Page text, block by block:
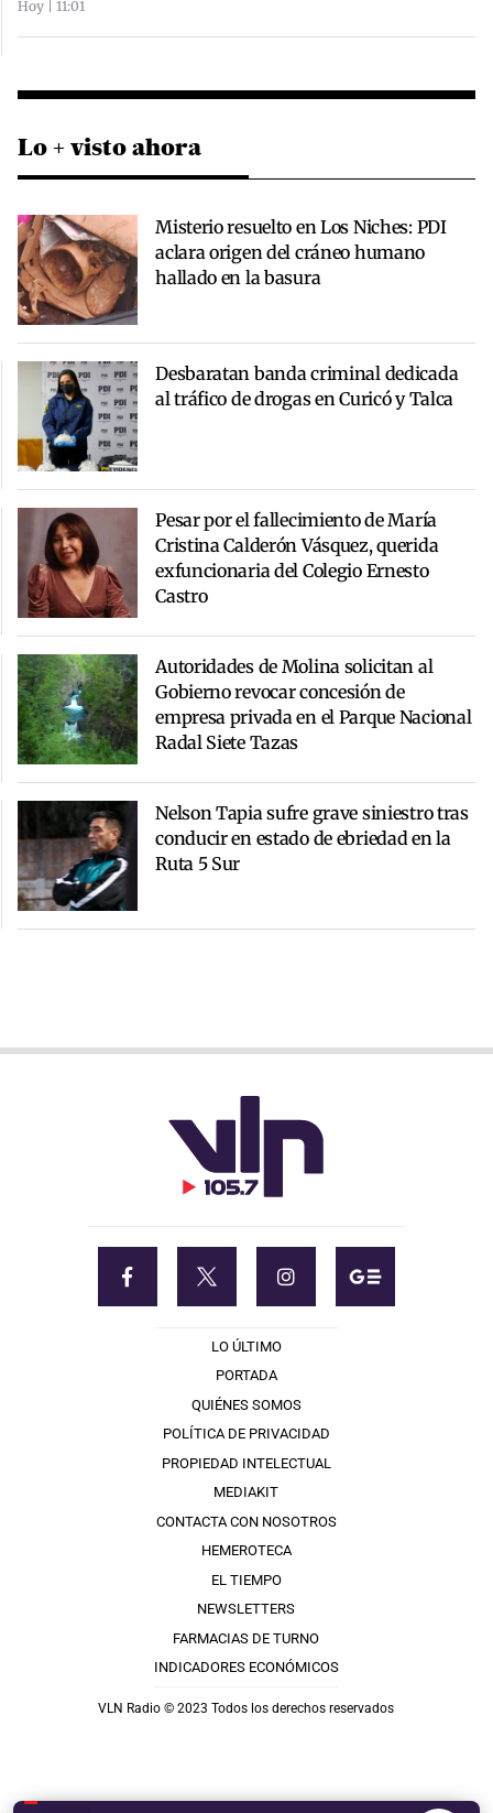
Hoy | 11:01
Lo + visto ahora
Misterio resuelto en Los Niches: PDI
aclara origen del cráneo humano
hallado en la basura
Desbaratan banda criminal dedicada
al tráfico de drogas en Curicó y Talca
Pesar por el fallecimiento de María
Cristina Calderón Vásquez, querida
exfuncionaria del Colegio Ernesto
Castro
Autoridades de Molina solicitan al
Gobierno revocar concesión de
empresa privada en el Parque Nacional
Radal Siete Tazas
Nelson Tapia sufre grave siniestro tras
conducir en estado de ebriedad en la
Ruta 5 Sur
LO ÚLTIMO
PORTADA
QUIÉNES SOMOS
POLÍTICA DE PRIVACIDAD
PROPIEDAD INTELECTUAL
MEDIAKIT
CONTACTA CON NOSOTROS
HEMEROTECA
EL TIEMPO
NEWSLETTERS
FARMACIAS DE TURNO
INDICADORES ECONÓMICOS
VLN Radio © 2023 Todos los derechos reservados